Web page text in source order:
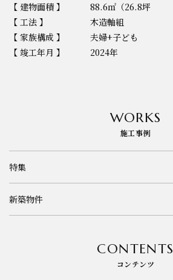
【 建物面積 】 88.6㎡（26.8坪
【 工法 】 木造軸組
【 家族構成 】 夫婦+子ども
【 竣工年月 】 2024年
WORKS
施工事例
特集
新築物件
CONTENTS
コンテンツ